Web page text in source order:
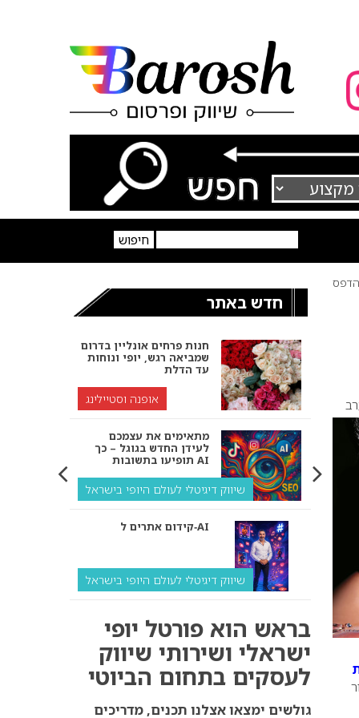
הדפס
חדש באתר
חנות פרחים אונליין בדרום
שמביאה רגש, יופי ונוחות
עד הדלת
אופנה וסטיילינג
מתאימים את עצמכם
לעידן החדש בגוגל – כך
תופיעו בתשובות AI
שיווק דיגיטלי לעולם היופי בישראל
קידום אתרים ל‑AI
שיווק דיגיטלי לעולם היופי בישראל
ולמה העסק שלך צריך
שיווק דיגיטלי לעסקים
קידום ל‑AI לעומת קידום
בראש הוא פורטל יופי
ישראלי ושירותי שיווק
לעסקים בתחום הביוטי
גולשים ימצאו אצלנו תכנים, מדריכים